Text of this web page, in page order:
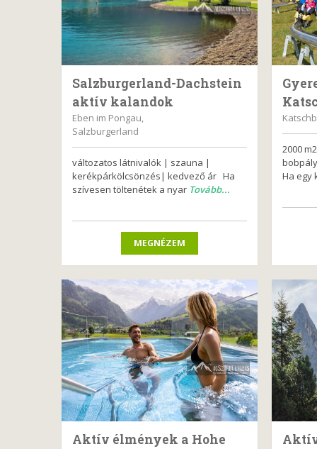
Salzburgerland-Dachstein
aktív kalandok
Eben im Pongau,
Salzburgerland
változatos látnivalók | szauna |
kerékpárkölcsönzés| kedvező ár Ha
szívesen töltenétek a nyar Tovább...
MEGNÉZEM
2000
Ha egy
Aktív élmények a Hohe